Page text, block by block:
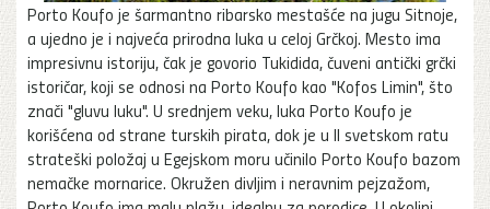
Porto Koufo je šarmantno ribarsko mestašće na jugu Sitnoje,
a ujedno je i najveća prirodna luka u celoj Grčkoj. Mesto ima
impresivnu istoriju, čak je govorio Tukidida, čuveni antički grčki
istoričar, koji se odnosi na Porto Koufo kao "Kofos Limin", što
znači "gluvu luku". U srednjem veku, luka Porto Koufo je
korišćena od strane turskih pirata, dok je u II svetskom ratu
strateški položaj u Egejskom moru učinilo Porto Koufo bazom
nemačke mornarice. Okružen divljim i neravnim pejzažom,